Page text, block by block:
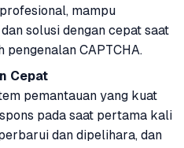
mampu
solusi dengan cepat saat
pengenalan CAPTCHA.
Cepat
pemantauan yang kuat
pada saat pertama kali
dan dipelihara, dan